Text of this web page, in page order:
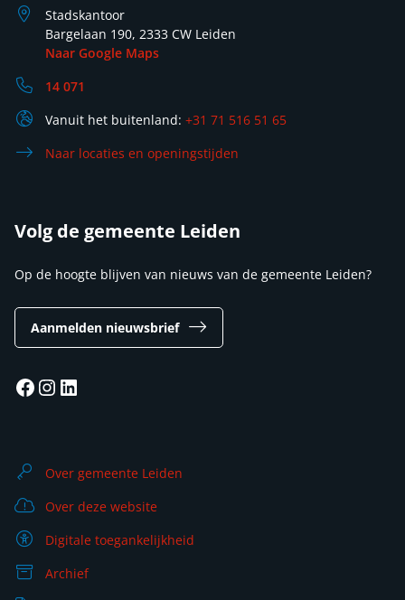
Stadskantoor
Bargelaan 190, 2333 CW Leiden
Naar Google Maps
14 071
Vanuit het buitenland: +31 71 516 51 65
Naar locaties en openingstijden
Volg de gemeente Leiden
Op de hoogte blijven van nieuws van de gemeente Leiden?
Aanmelden nieuwsbrief
Facebook
Instagram
LinkedIn
Over gemeente Leiden
Over deze website
Digitale toegankelijkheid
Archief